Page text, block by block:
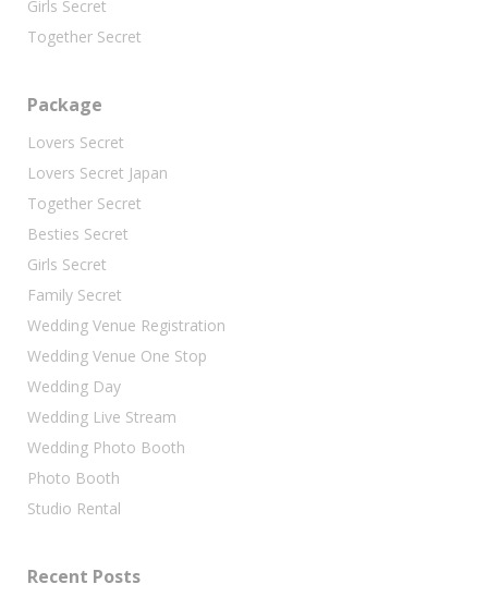
Girls Secret
Together Secret
Package
Lovers Secret
Lovers Secret Japan
Together Secret
Besties Secret
Girls Secret
Family Secret
Wedding Venue Registration
Wedding Venue One Stop
Wedding Day
Wedding Live Stream
Wedding Photo Booth
Photo Booth
Studio Rental
Recent Posts